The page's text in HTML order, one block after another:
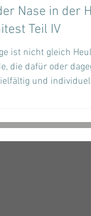
Nase in der
Teil IV
ist nicht gleich
die dafür oder
und individuell